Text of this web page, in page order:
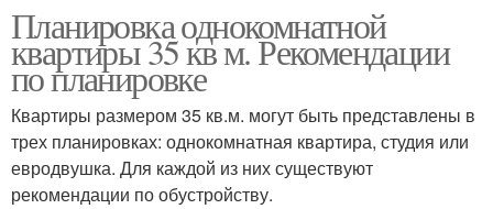
Планировка однокомнатной
квартиры 35 кв м. Рекомендации
по планировке
Квартиры размером 35 кв.м. могут быть представлены в
трех планировках: однокомнатная квартира, студия или
евродвушка. Для каждой из них существуют
рекомендации по обустройству.